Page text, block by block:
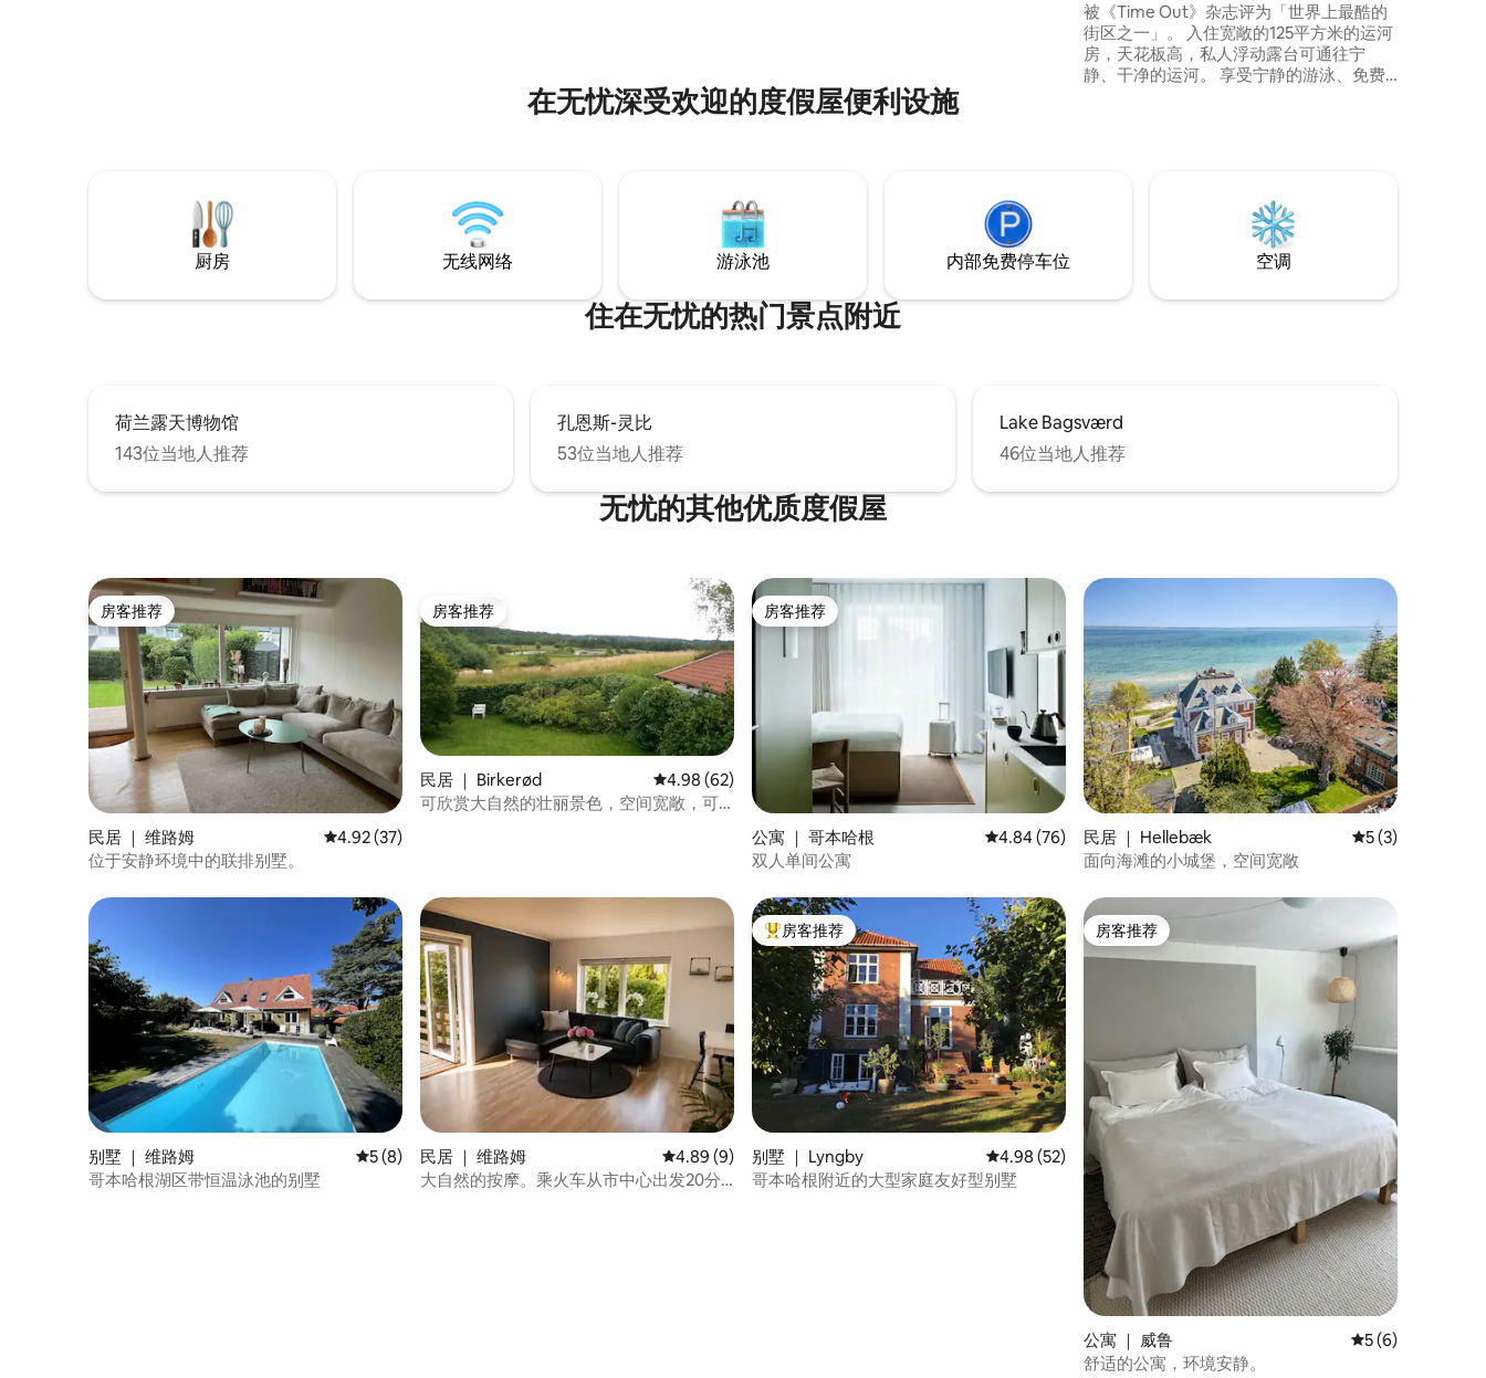
被《Time Out》杂志评为「世界上最酷的
街区之一」。 入住宽敞的125平方米的运河
房，天花板高，私人浮动露台可通往宁
静、干净的运河。 享受宁静的游泳、免费
在无忧深受欢迎的度假屋便利设施
厨房 无线网络 游泳池 内部免费停车位 空调
住在无忧的热门景点附近
荷兰露天博物馆
143位当地人推荐
孔恩斯-灵比
53位当地人推荐
Lake Bagsværd
46位当地人推荐
无忧的其他优质度假屋
房客推荐
房客推荐
民居 ｜ 维路姆 平均评分 4.92 分（满分 5 分），共 37 条评价
4.92 (37)
位于安静环境中的联排别墅。
房客推荐
房客推荐
民居 ｜ Birkerød 平均评分 4.98 分（满分 5 分），共 62 条评价
4.98 (62)
可欣赏大自然的壮丽景色，空间宽敞，可
房客推荐
房客推荐
公寓 ｜ 哥本哈根 平均评分 4.84 分（满分 5 分），共 76 条评价
4.84 (76)
双人单间公寓
民居 ｜ Hellebæk 平均评分 5 分（
5 (3)
面向海滩的小城堡，空间宽敞
别墅 ｜ 维路姆 平均评分 5 分（满分 5 分），共 8 条评价
5 (8)
哥本哈根湖区带恒温泳池的别墅
民居 ｜ 维路姆 平均评分 4.89 分（满分 5 分），共 9 条评价
4.89 (9)
大自然的按摩。乘火车从市中心出发20分
热门「房客推荐」
房客推荐
别墅 ｜ Lyngby 平均评分 4.98 分（满分 5 分），共 52 条评价
4.98 (52)
哥本哈根附近的大型家庭友好型别墅
房客推荐
房客推荐
公寓 ｜ 威鲁 平均评分 5 分（
5 (6)
舒适的公寓，环境安静。